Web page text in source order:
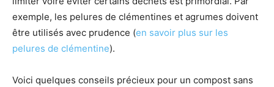
exemple, les pelures de clémentines et agrumes doivent
être utilisés avec prudence (en savoir plus sur les
pelures de clémentine).
Voici quelques conseils précieux pour un compost sans